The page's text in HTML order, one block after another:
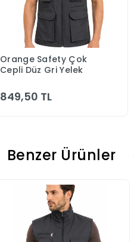
Sepete Ekle
Orange Safety Çok
Cepli Düz Gri Yelek
849,50 TL
Benzer Ürünler